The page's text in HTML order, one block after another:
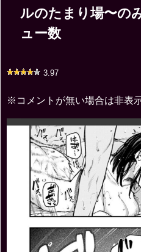
ルのたまり場〜の
ュー数
3.97
※コメントが無い場合は非表示